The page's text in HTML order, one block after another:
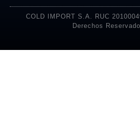
COLD IMPORT S.A. RUC
Derechos